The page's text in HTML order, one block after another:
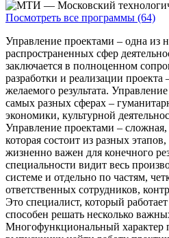
Посмотреть все программы (64)
Управление проектами – одна из
распространенных сфер
заключается в полноценном
разработки и реализации
желаемого результата.
самых разных сферах –
экономики, культурной
Управление проектами –
которая состоит из разных
жизненно важен для конечного
специальности видит весь
системе и отдельно по частям,
ответственных сотрудников,
Это специалист, который
способен решать несколько
Многофункциональный характер